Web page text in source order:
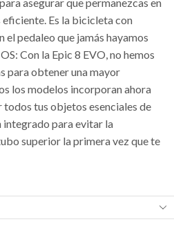
Es la bicicleta con
el pedaleo que jamás hayamos
Con la Epic 8 EVO, no hemos
para obtener una mayor
los modelos incorporan ahora
tus objetos esenciales de
integrado para evitar la
superior la primera vez que te